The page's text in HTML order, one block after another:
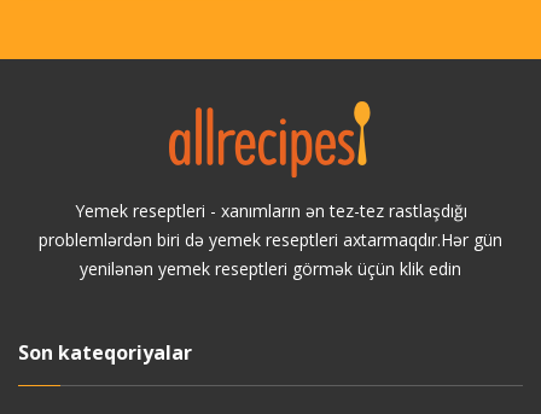
Yemek reseptleri - xanımların ən tez-tez rastlaşdığı
problemlərdən biri də yemek reseptleri axtarmaqdır.Hər gün
yenilənən yemek reseptleri görmək üçün klik edin
Son kateqoriyalar